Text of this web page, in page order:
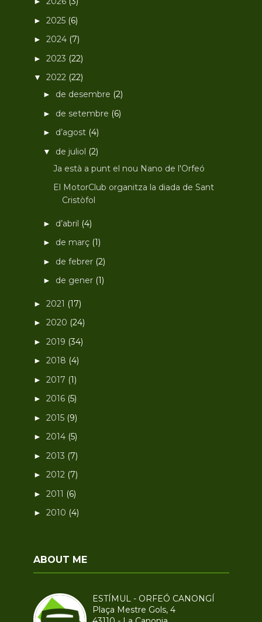
► 2025 (6)
► 2024 (7)
► 2023 (22)
▼ 2022 (22)
► de desembre (2)
► de setembre (6)
► d’agost (4)
▼ de juliol (2)
Ja està a punt el nou Nano de l'Orfeó
El MotorClub organitza la diada de Sant
Cristòfol
► d’abril (4)
► de març (1)
► de febrer (2)
► de gener (1)
► 2021 (17)
► 2020 (24)
► 2019 (34)
► 2018 (4)
► 2017 (1)
► 2016 (5)
► 2015 (9)
► 2014 (5)
► 2013 (7)
► 2012 (7)
► 2011 (6)
► 2010 (4)
ABOUT ME
ESTÍMUL - ORFEÓ CANONGÍ
Plaça Mestre Gols, 4